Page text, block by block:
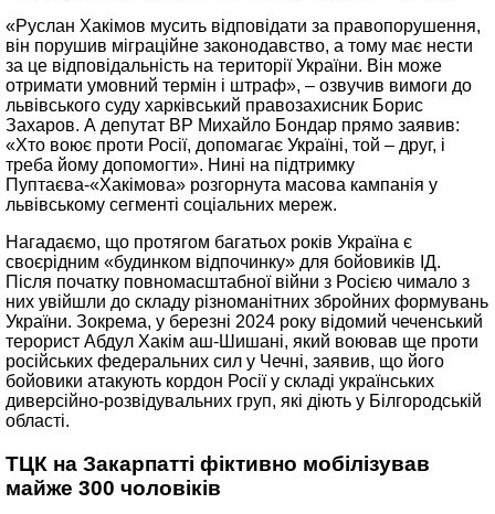
«Руслан Хакімов мусить відповідати за правопорушення,
він порушив міграційне законодавство, а тому має нести
за це відповідальність на території України. Він може
отримати умовний термін і штраф», – озвучив вимоги до
львівського суду харківський правозахисник Борис
Захаров. А депутат ВР Михайло Бондар прямо заявив:
«Хто воює проти Росії, допомагає Україні, той – друг, і
треба йому допомогти». Нині на підтримку
Пуптаєва-«Хакімова» розгорнута масова кампанія у
львівському сегменті соціальних мереж.
Нагадаємо, що протягом багатьох років Україна є
своєрідним «будинком відпочинку» для бойовиків ІД.
Після початку повномасштабної війни з Росією чимало з
них увійшли до складу різноманітних збройних формувань
України. Зокрема, у березні 2024 року відомий чеченський
терорист Абдул Хакім аш-Шишані, який воював ще проти
російських федеральних сил у Чечні, заявив, що його
бойовики атакують кордон Росії у складі українських
диверсійно-розвідувальних груп, які діють у Білгородській
області.
ТЦК на Закарпатті фіктивно мобілізував
майже 300 чоловіків